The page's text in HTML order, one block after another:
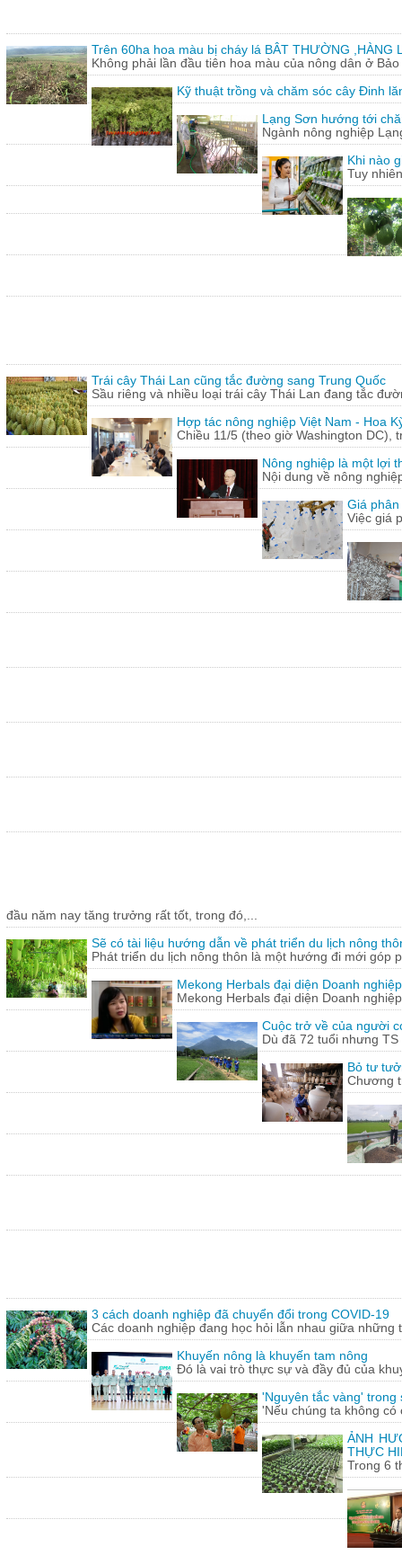
Trên 60ha hoa màu bị cháy lá BÂT THƯỜNG
Không phải lần đầu tiên hoa màu của nông dân ở
Kỹ thuật trồng và chăm sóc cây Đinh
Lạng Sơn hướng tới
Ngành nông nghiệp
Khi nào
Tuy
Trái cây Thái Lan cũng tắc đường sang Trung Quốc
Sầu riêng và nhiều loại trái cây Thái Lan đang tắc
Hợp tác nông nghiệp Việt Nam - Hoa
Chiều 11/5 (theo giờ Washington DC),
Nông nghiệp là một lợi
Nội dung về nông
Giá
Việc giá
đầu năm nay tăng trưởng rất tốt, trong đó,...
Sẽ có tài liệu hướng dẫn về phát triển du lịch nông
Phát triển du lịch nông thôn là một hướng đi mới góp
Mekong Herbals đại diện Doanh
Mekong Herbals đại diện Doanh
Cuộc trở về của người
Dù đã 72 tuổi nhưng
Bỏ tư
Chương
3 cách doanh nghiệp đã chuyển đổi trong COVID-19
Các doanh nghiệp đang học hỏi lẫn nhau giữa những
Khuyến nông là khuyến tam nông
Đó là vai trò thực sự và đầy đủ của
'Nguyên tắc vàng' trong
'Nếu chúng ta không
ẢNH
THỰC
Trong 6